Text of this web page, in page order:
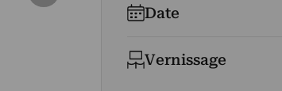
Date
Vernissage